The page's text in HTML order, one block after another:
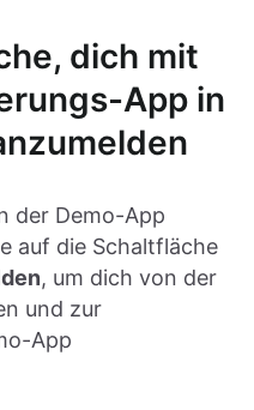
dich mit
App in
der Demo-App
auf die Schaltfläche
, um dich von der
und zur
App